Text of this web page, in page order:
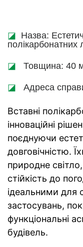
◪ Назва:
полікарбонатних
◪ Товщина: 40
◪ Адреса
Вставні
інноваційні
поєднуючи
довговічністю.
природне
стійкість до
ідеальними для
застосувань,
функціональні
будівель.